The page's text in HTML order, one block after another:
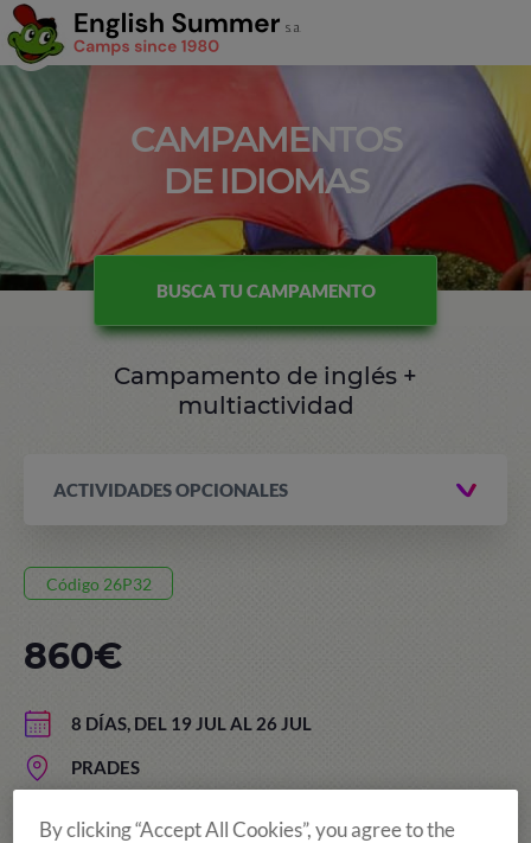
CAMPAMENTOS
DE IDIOMAS
BUSCA TU CAMPAMENTO
Campamento de inglés +
multiactividad
ACTIVIDADES OPCIONALES
Código 26P32
8 DÍAS, DEL 19 JUL AL 26 JUL
PRADES
860€
By clicking “Accept All Cookies”, you agree to the